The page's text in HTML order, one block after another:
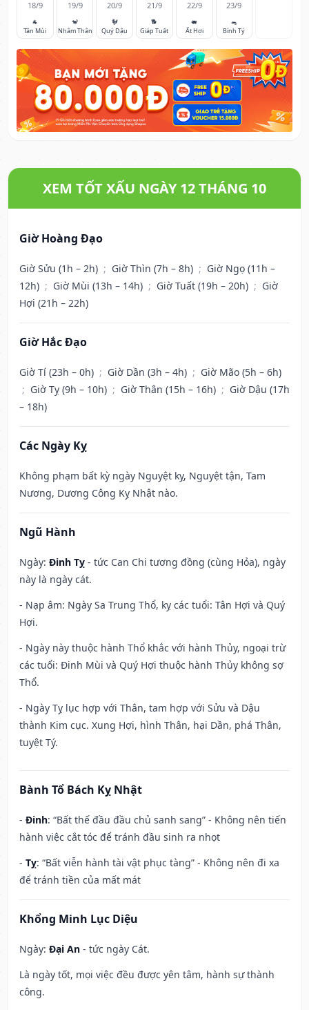
18/9
🐐
Tân Mùi
19/9
🐒
Nhâm Thân
20/9
🐓
Quý Dậu
21/9
🐕
Giáp Tuất
22/9
🐖
Ất Hợi
23/9
🐀
Bính Tý
XEM TỐT XẤU NGÀY 12 THÁNG 10
Giờ Hoàng Đạo
Giờ Sửu (1h – 2h) ; Giờ Thìn (7h – 8h) ; Giờ Ngọ (11h –
12h) ; Giờ Mùi (13h – 14h) ; Giờ Tuất (19h – 20h) ; Giờ
Hợi (21h – 22h)
Giờ Hắc Đạo
Giờ Tí (23h – 0h) ; Giờ Dần (3h – 4h) ; Giờ Mão (5h – 6h)
; Giờ Tỵ (9h – 10h) ; Giờ Thân (15h – 16h) ; Giờ Dậu (17h
– 18h)
Các Ngày Kỵ
Không phạm bất kỳ ngày Nguyệt kỵ, Nguyệt tận, Tam
Nương, Dương Công Kỵ Nhật nào.
Ngũ Hành
Ngày: Đinh Tỵ - tức Can Chi tương đồng (cùng Hỏa), ngày
này là ngày cát.
- Nạp âm: Ngày Sa Trung Thổ, kỵ các tuổi: Tân Hợi và Quý
Hợi.
- Ngày này thuộc hành Thổ khắc với hành Thủy, ngoại trừ
các tuổi: Đinh Mùi và Quý Hợi thuộc hành Thủy không sợ
Thổ.
- Ngày Tỵ lục hợp với Thân, tam hợp với Sửu và Dậu
thành Kim cục. Xung Hợi, hình Thân, hại Dần, phá Thân,
tuyệt Tý.
Bành Tổ Bách Kỵ Nhật
- Đinh: “Bất thế đầu đầu chủ sanh sang” - Không nên tiến
hành việc cắt tóc để tránh đầu sinh ra nhọt
- Tỵ: “Bất viễn hành tài vật phục tàng” - Không nên đi xa
để tránh tiền của mất mát
Khổng Minh Lục Diệu
Ngày: Đại An - tức ngày Cát.
Là ngày tốt, mọi việc đều được yên tâm, hành sự thành
công.